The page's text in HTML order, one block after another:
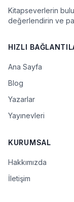
Kitapseverlerin
değerlendirin ve
HIZLI
Ana Sayfa
Blog
Yazarlar
Yayınevleri
KURUMSAL
Hakkımızda
İletişim